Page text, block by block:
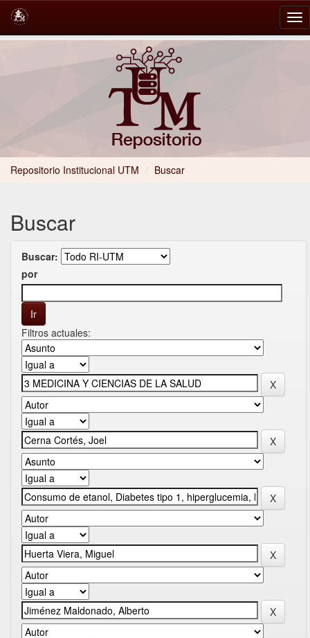
Repositorio Institucional UTM / Buscar
Buscar
Buscar:
por
Filtros actuales: